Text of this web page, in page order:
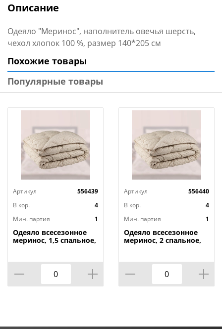
Описание
Одеяло "Меринос", наполнитель овечья шерсть,
чехол хлопок 100 %, размер 140*205 см
Похожие товары
Популярные товары
Артикул
556439
В кор.
4
Мин. партия
1
Одеяло всесезонное
меринос, 1,5 спальное,
Артикул
556440
В кор.
4
Мин. партия
1
Одеяло всесезонное
меринос, 2 спальное,